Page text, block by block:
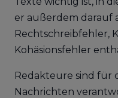
er außerdem darauf
Rechtschreibfehler,
Kohäsionsfehler
Redakteure sind für
Nachrichten